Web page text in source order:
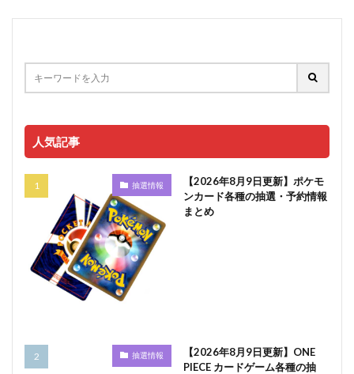
人気記事
抽選情報
【2026年8月9日更新】ポケモ
ンカード各種の抽選・予約情報
まとめ
抽選情報
【2026年8月9日更新】ONE
PIECE カードゲーム各種の抽